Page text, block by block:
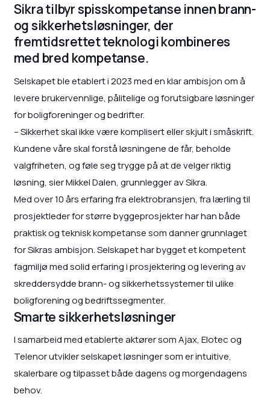
Sikra tilbyr spisskompetanse innen brann-
og sikkerhetsløsninger, der
fremtidsrettet teknologi kombineres
med bred kompetanse.
Selskapet ble etablert i 2023 med en klar ambisjon om å
levere brukervennlige, pålitelige og forutsigbare løsninger
for boligforeninger og bedrifter.
– Sikkerhet skal ikke være komplisert eller skjult i småskrift.
Kundene våre skal forstå løsningene de får, beholde
valgfriheten, og føle seg trygge på at de velger riktig
løsning, sier Mikkel Dalen, grunnlegger av Sikra.
Med over 10 års erfaring fra elektrobransjen, fra lærling til
prosjektleder for større byggeprosjekter har han både
praktisk og teknisk kompetanse som danner grunnlaget
for Sikras ambisjon. Selskapet har bygget et kompetent
fagmiljø med solid erfaring i prosjektering og levering av
skreddersydde brann- og sikkerhetssystemer til ulike
boligforening og bedriftssegmenter.
Smarte sikkerhetsløsninger
I samarbeid med etablerte aktører som Ajax, Elotec og
Telenor utvikler selskapet løsninger som er intuitive,
skalerbare og tilpasset både dagens og morgendagens
behov.